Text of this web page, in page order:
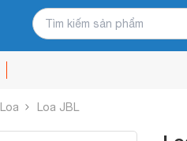
Loa Loa JBL